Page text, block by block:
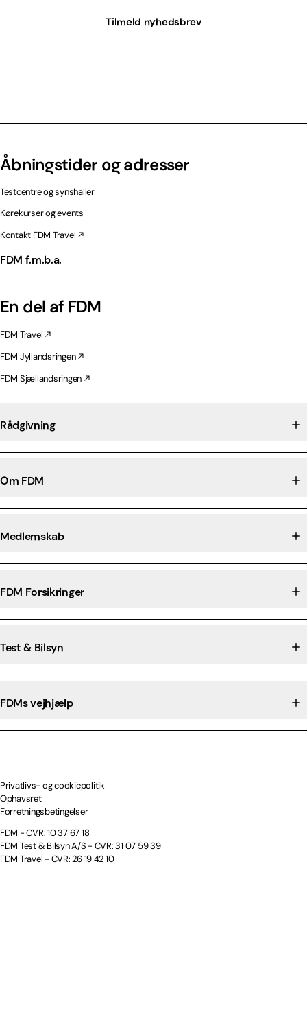
Tilmeld nyhedsbrev
Åbningstider og adresser
Testcentre og synshaller
Kørekurser og events
Kontakt FDM Travel
FDM f.m.b.a.
En del af FDM
FDM Travel
FDM Jyllandsringen
FDM Sjællandsringen
Rådgivning
Om FDM
Medlemskab
FDM Forsikringer
Test & Bilsyn
FDMs vejhjælp
Privatlivs- og cookiepolitik
Ophavsret
Forretningsbetingelser
FDM - CVR: 10 37 67 18
FDM Test & Bilsyn A/S - CVR: 31 07 59 39
FDM Travel - CVR: 26 19 42 10